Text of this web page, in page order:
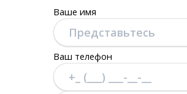
Ваше имя
Ваш телефон